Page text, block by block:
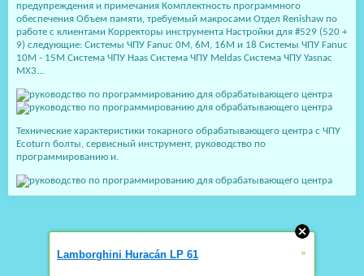
предупреждения и примечания Комплектность программного
обеспечения Объем памяти, требуемый макросами Отдел Renishaw по
работе с клиентами Корректоры инструмента Настройки для #529 (520 +
9) следующие: Системы ЧПУ Fanuc 0M, 6M, 16M и 18 Системы ЧПУ Fanuc
10M - 15M Система ЧПУ Haas Система ЧПУ Meldas Система ЧПУ Yasnac
MX3...
Технические характеристики токарного обрабатывающего центра с ЧПУ
Ecoturn болты, сервисный инструмент, руководство по
программированию и.
Lamborghini Huracán LP 61 »